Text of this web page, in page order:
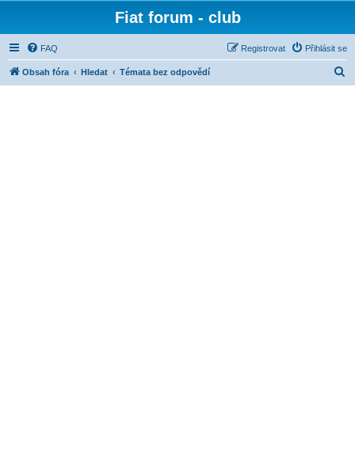
Fiat forum - club
FAQ Přihlásit se
Registrovat
Obsah fóra Hledat Témata bez odpovědí